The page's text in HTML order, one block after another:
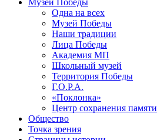
Музей Победы
Одна на всех
Музей Победы
Наши традиции
Лица Победы
Академия МП
Школьный музей
Территория Победы
Г.О.Р.А.
«Поклонка»
Центр сохранения памяти
Общество
Точка зрения